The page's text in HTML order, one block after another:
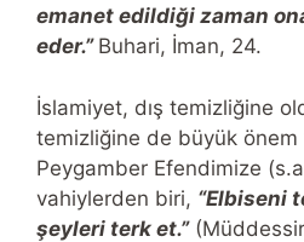
emanet edildiği zaman
eder.” Buhari, İman, 24.
İslamiyet, dış temizliğine
temizliğine de büyük önem
Peygamber Efendimize
vahiylerden biri, “Elbiseni
şeyleri terk et.”